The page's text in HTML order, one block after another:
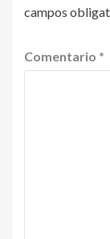
campos
Comentario *